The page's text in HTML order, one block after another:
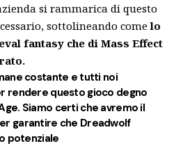
si rammarica di questo
sottolineando comelo
fantasy che di Mass Effect
costante e tutti noi
rendere questo gioco degno
Siamo certi che avremo il
garantire che Dreadwolf
potenziale